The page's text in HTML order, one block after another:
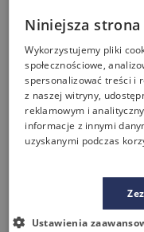
Niniejsza
Wykorzystujemy pliki
społecznościowe,
spersonalizować treści i
z naszej witryny,
reklamowym i
informacje z innymi
uzyskanymi podczas
Ustawienia